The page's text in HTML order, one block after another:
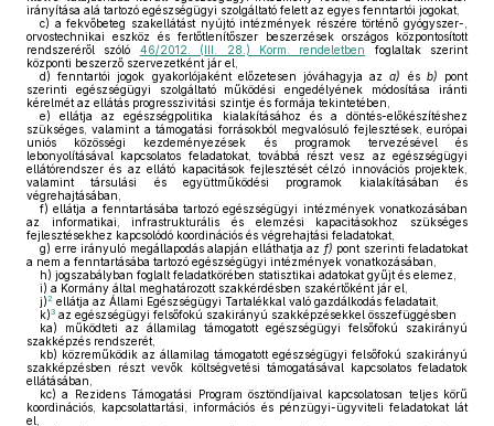
irányítása alá tartozó egészségügyi szolgáltató felett az egyes fenntartói jogokat,
c) a fekvőbeteg szakellátást nyújtó intézmények részére történő gyógyszer-,
orvostechnikai eszköz és fertőtlenítőszer beszerzések országos központosított
rendszeréről szóló 46/2012. (III. 28.) Korm. rendeletben
foglaltak szerint
központi beszerző szervezetként jár el,
d) fenntartói jogok gyakorlójaként előzetesen jóváhagyja aza) és b) pont
szerinti egészségügyi szolgáltató működési engedélyének módosítása iránti
kérelmét az ellátás progresszivitási szintje és formája tekintetében,
e) ellátja az egészségpolitika kialakításához és a döntés-előkészítéshez
szükséges, valamint a támogatási forrásokból megvalósuló fejlesztések, európai
uniós közösségi kezdeményezések és programok tervezésével és
lebonyolításával kapcsolatos feladatokat, továbbá részt vesz az egészségügyi
ellátórendszer és az ellátó kapacitások fejlesztését célzó innovációs projektek,
valamint társulási és együttműködési programok kialakításában és
végrehajtásában,
f) ellátja a fenntartásába tartozó egészségügyi intézmények vonatkozásában
az informatikai, infrastrukturális és elemzési kapacitásokhoz szükséges
fejlesztésekhez kapcsolódó koordinációs és végrehajtási feladatokat,
g) erre irányuló megállapodás alapján elláthatja az f) pont szerinti feladatokat
a nem a fenntartásába tartozó egészségügyi intézmények vonatkozásában,
h) jogszabályban foglalt feladatkörében statisztikai adatokat gyűjt és elemez,
i) a Kormány által meghatározott szakkérdésben szakértőként jár el,
j)2 ellátja az Állami Egészségügyi Tartalékkal való gazdálkodás feladatait,
k)3 az egészségügyi felsőfokú szakirányú szakképzésekkel összefüggésben
ka) működteti az államilag támogatott egészségügyi felsőfokú szakirányú
szakképzés rendszerét,
kb) közreműködik az államilag támogatott egészségügyi felsőfokú szakirányú
szakképzésben részt vevők költségvetési támogatásával kapcsolatos feladatok
ellátásában,
kc) a Rezidens Támogatási Program ösztöndíjaival kapcsolatosan teljes körű
koordinációs, kapcsolattartási, információs és pénzügyi-ügyviteli feladatokat lát
el,